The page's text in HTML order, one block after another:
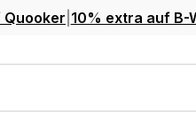
Quooker 10% extra auf B-